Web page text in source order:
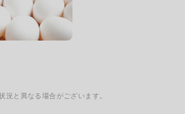
況と異なる場合がございます。